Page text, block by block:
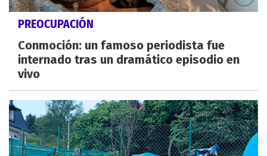
PREOCUPACIÓN
Conmoción: un famoso periodista fue
internado tras un dramático episodio en
vivo